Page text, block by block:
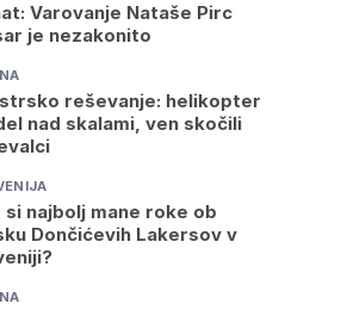
Varovanje Nataše Pirc
je nezakonito
reševanje: helikopter
nad skalami, ven skočili
si najbolj mane roke ob
Dončićevih Lakersov v